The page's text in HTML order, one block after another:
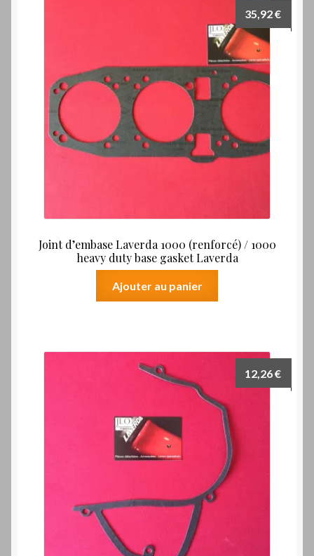
Joint d’embase Laverda 1000 (renforcé) / 1000
heavy duty base gasket Laverda
35,92€
Ajouter au panier
12,26€